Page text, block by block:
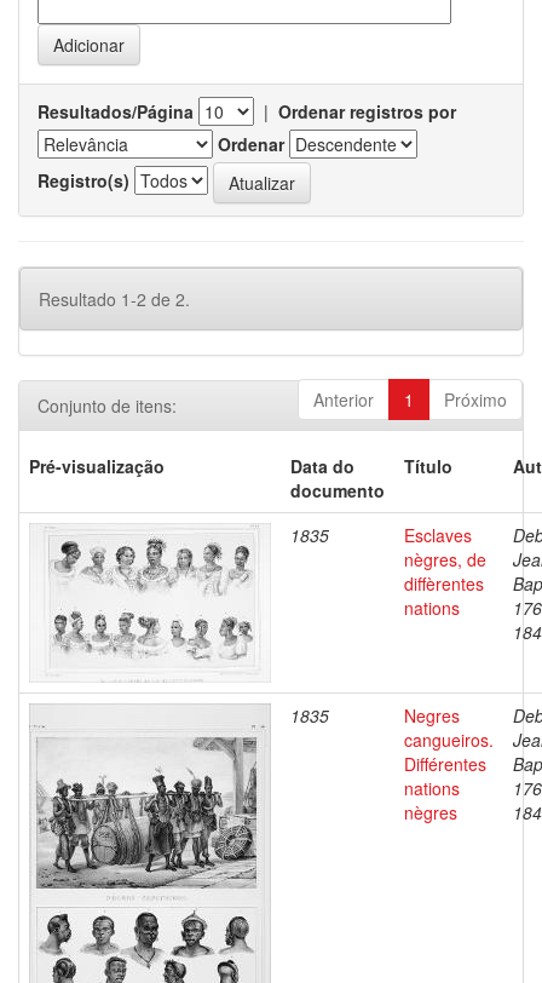
Resultados/Página | Ordenar registros por
Ordenar
Registro(s)
Resultado 1-2 de 2.
Anterior 1 Próximo
Conjunto de itens:
Pré-visualização
Data do
documento
Título
1835
Esclaves
nègres, de
diffèrentes
nations
1835
Negres
cangueiros.
Différentes
nations
nègres